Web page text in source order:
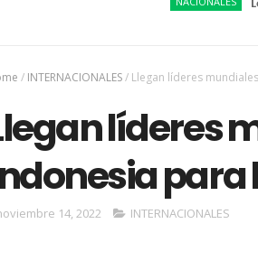
/ INTERNACIONALES/ Llegan líderes
líderes
para
14, 2022 INTERNACIONALES